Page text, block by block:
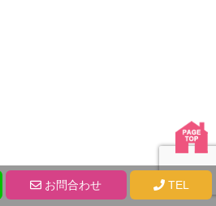
お問合わせ TEL